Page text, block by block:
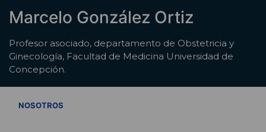
Marcelo González Ortiz
Profesor asociado, departamento de Obstetricia y
Ginecología, Facultad de Medicina Universidad de
Concepción.
NOSOTROS